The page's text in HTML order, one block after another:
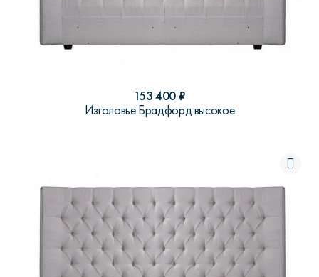
153 400 ₽
Изголовье Брадфорд высокое